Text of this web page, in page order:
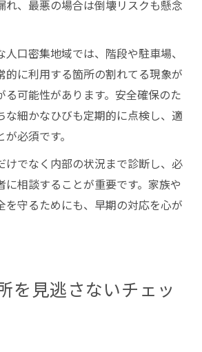
れ、最悪の場合は倒壊リスクも懸念
口密集地域では、階段や駐車場、
的に利用する箇所の割れてる現象が
る可能性があります。安全確保のた
な細かなひびも定期的に点検し、適
必須です。
けでなく内部の状況まで診断し、必
に相談することが重要です。家族や
を守るためにも、早期の対応を心が
を見逃さないチェッ